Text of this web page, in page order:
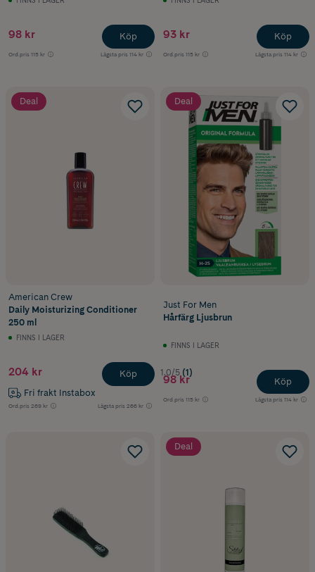
98 kr
Ord.pris 115 kr Lägsta pris 114 kr
Köp 93 kr
Ord.pris 115 kr Lägsta pris 114 kr
Köp
Deal
American Crew
Daily Moisturizing Conditioner
250 ml
FINNS I LAGER
204 kr
Fri frakt Instabox
Ord.pris 269 kr Lägsta pris 266 kr
Köp
Deal
Just For Men
Hårfärg Ljusbrun
FINNS I LAGER
1.0/5 (1)
98 kr
Ord.pris 115 kr Lägsta pris 114 kr
Köp
Deal